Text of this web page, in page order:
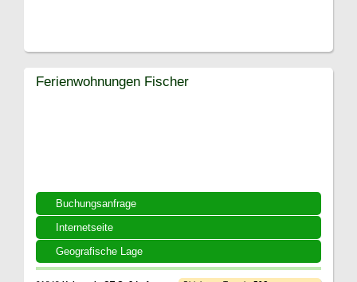
Buchungsanfrage
Internetseite
Geografische Lage
Ferienwohnungen Fischer